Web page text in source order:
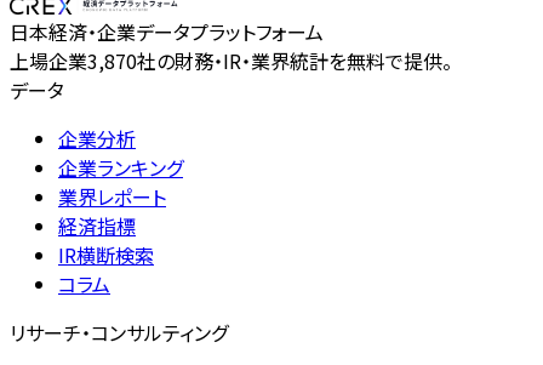
日本経済・企業データプラットフォーム
上場企業3,870社の財務・IR・業界統計を無料で提供。
データ
企業分析
企業ランキング
業界レポート
経済指標
IR横断検索
コラム
リサーチ・コンサルティング